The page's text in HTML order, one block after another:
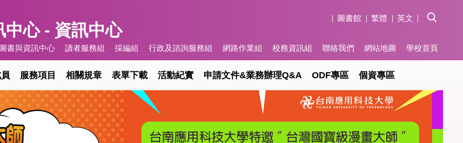
中心 - 資訊中心
圖書館 繁體 英文
服務項目 相關規章 表單下載 活動紀實 申請文件&業務辦理Q&A ODF專區 個資專區
圖書與資訊中心 讀者服務組 採編組 行政及諮詢服務組 網路作業組 校務資訊組 聯絡我們 網站地圖 學校首頁